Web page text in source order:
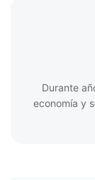
Durante
economía y